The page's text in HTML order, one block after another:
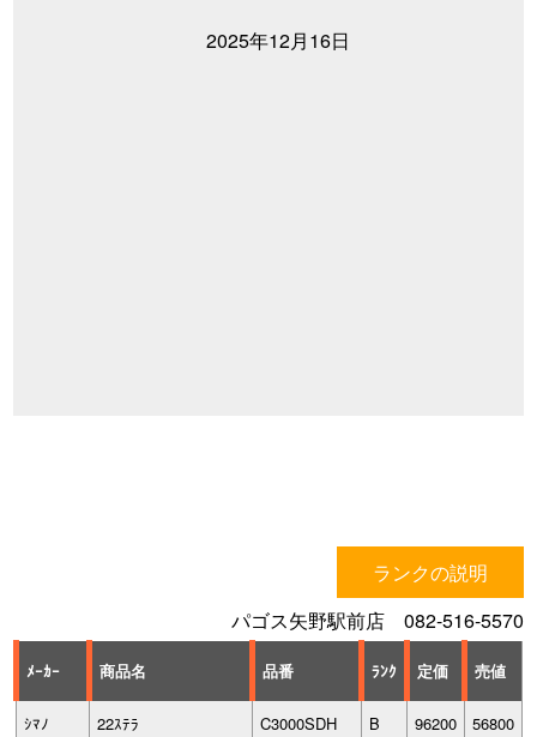
2025年12月16日
ランクの説明
パゴス矢野駅前店 082-516-5570
ﾒｰｶｰ 商品名 品番 ﾗﾝｸ 定価 売値
ｼﾏﾉ 22ｽﾃﾗ C3000SDH B 96200 56800